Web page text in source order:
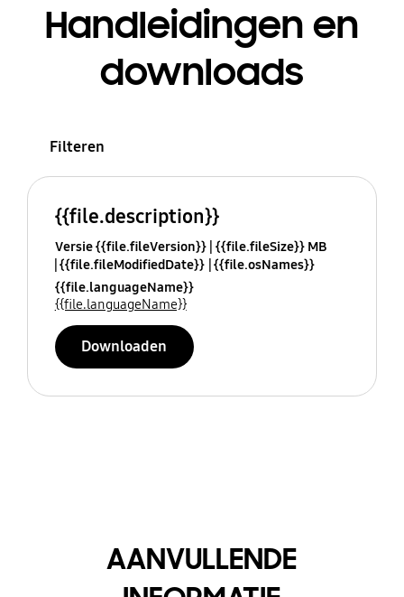
Handleidingen en
downloads
Filteren
{{file.description}}
Versie {{file.fileVersion}} {{file.fileSize}} MB
{{file.fileModifiedDate}} {{file.osNames}}
{{file.languageName}}
{{file.languageName}}
Downloaden
AANVULLENDE